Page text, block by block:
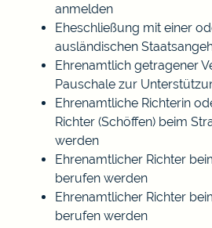
anmelden
Eheschließung mit einer
ausländischen
Ehrenamtlich getragener
Pauschale zur
Ehrenamtliche Richterin
Richter (Schöffen) beim
werden
Ehrenamtlicher Richter
berufen werden
Ehrenamtlicher Richter
berufen werden